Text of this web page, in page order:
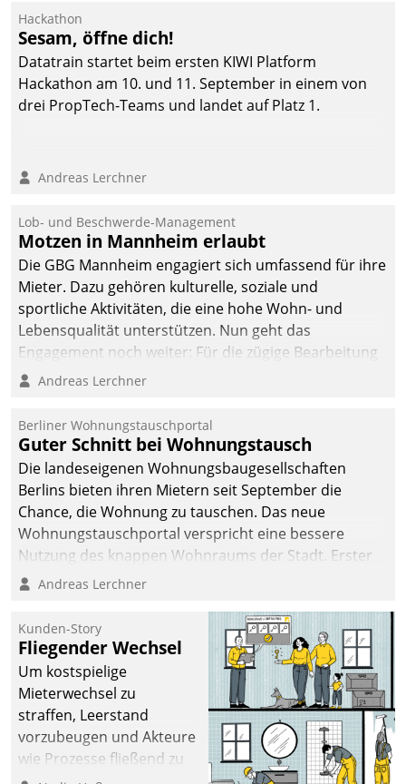
Ressort Kapitalanlage für
künftige Aufgaben und
Herausforderungen
gerüstet.
Hackathon
Sesam, öffne dich!
Datatrain startet beim ersten KIWI Platform
Hackathon am 10. und 11. September in einem von
drei PropTech-Teams und landet auf Platz 1.
Andreas Lerchner
Lob- und Beschwerde-Management
Motzen in Mannheim erlaubt
Die GBG Mannheim engagiert sich umfassend für ihre
Mieter. Dazu gehören kulturelle, soziale und
sportliche Aktivitäten, die eine hohe Wohn- und
Lebensqualität unterstützen. Nun geht das
Engagement noch weiter: Für die zügige Bearbeitung
von Beschwerden – oder Lob – richtet das
und Beschwerde-Management einen eigenen Kanal
ein.
Andreas Lerchner
Berliner Wohnungstauschportal
Guter Schnitt bei Wohnungstausch
Die landeseigenen Wohnungsbaugesellschaften
Berlins bieten ihren Mietern seit September die
Chance, die Wohnung zu tauschen. Das neue
Wohnungstauschportal verspricht eine bessere
Nutzung des knappen Wohnraums der Stadt. Erster
Anwendungsfall für Datatrains Lösung API-Hub mit
Unternehmen.
Andreas Lerchner
Kunden-Story
Fliegender Wechsel
Um kostspielige
Mieterwechsel zu
straffen, Leerstand
vorzubeugen und Akteure
wie Prozesse fließend zu